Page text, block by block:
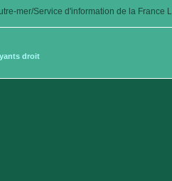
mer/Service d'information de la France
droit